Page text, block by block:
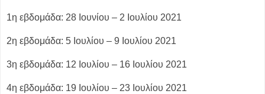
1η εβδομάδα: 28 Ιουνίου – 2 Ιουλίου 2021
2η εβδομάδα: 5 Ιουλίου – 9 Ιουλίου 2021
3η εβδομάδα: 12 Ιουλίου – 16 Ιουλίου 2021
4η εβδομάδα: 19 Ιουλίου – 23 Ιουλίου 2021